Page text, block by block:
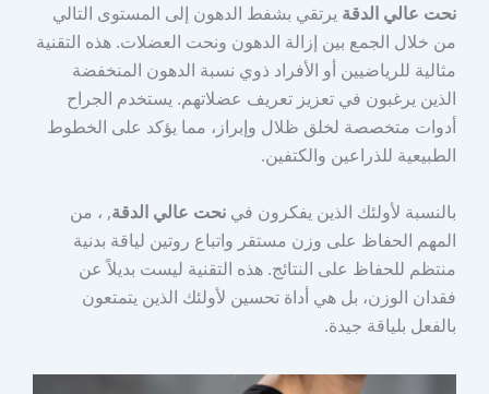
نحت عالي الدقة يرتقي بشفط الدهون إلى المستوى التالي
من خلال الجمع بين إزالة الدهون ونحت العضلات. هذه التقنية
مثالية للرياضيين أو الأفراد ذوي نسبة الدهون المنخفضة
الذين يرغبون في تعزيز تعريف عضلاتهم. يستخدم الجراح
أدوات متخصصة لخلق ظلال وإبراز، مما يؤكد على الخطوط
الطبيعية للذراعين والكتفين.
بالنسبة لأولئك الذين يفكرون فينحت عالي الدقة, ، من
المهم الحفاظ على وزن مستقر واتباع روتين لياقة بدنية
منتظم للحفاظ على النتائج. هذه التقنية ليست بديلاً عن
فقدان الوزن، بل هي أداة تحسين لأولئك الذين يتمتعون
بالفعل بلياقة جيدة.